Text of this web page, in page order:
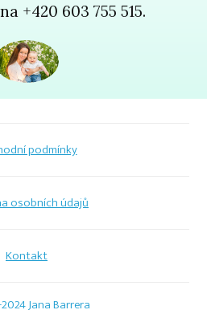
+420 603 755 515.
podmínky
osobních údajů
Kontakt
Jana Barrera